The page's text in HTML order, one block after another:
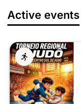
Active events